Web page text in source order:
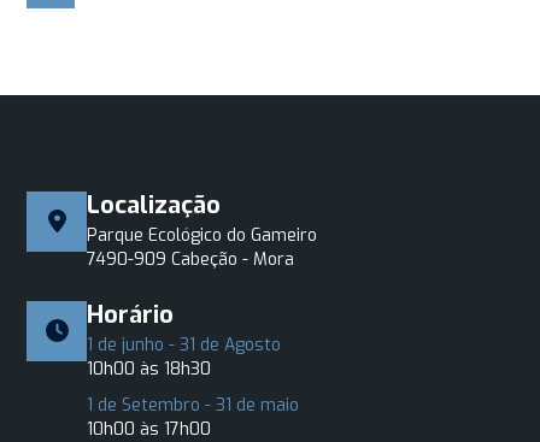
Localização
Parque Ecológico do Gameiro
7490-909 Cabeção - Mora
Horário
1 de junho - 31 de Agosto
10h00 às 18h30
1 de Setembro - 31 de maio
10h00 às 17h00